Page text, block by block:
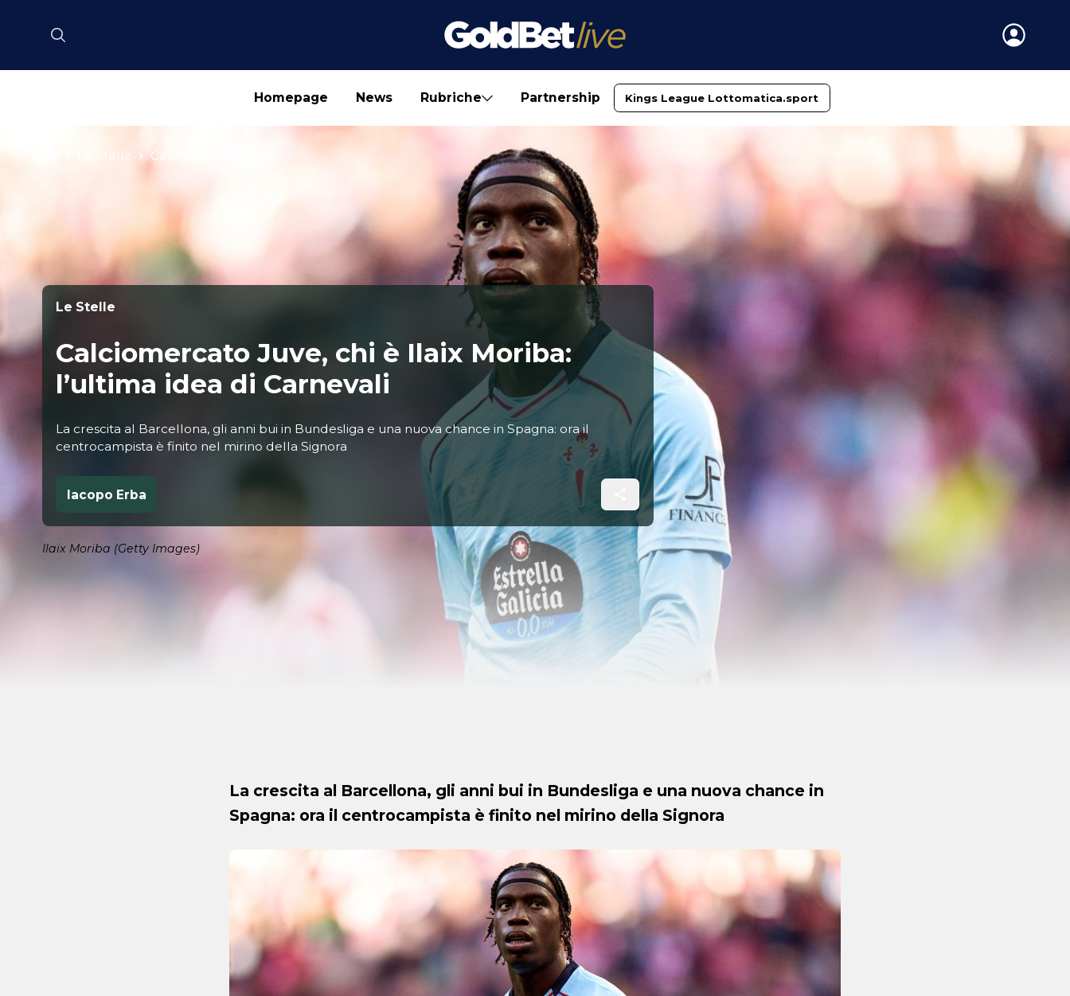
Homepage News Rubriche Partnership Kings League Lottomatica.sport
Le Stelle Calciomercato Juve, ...
Le Stelle
Calciomercato Juve, chi è Ilaix Moriba:
l’ultima idea di Carnevali
La crescita al Barcellona, gli anni bui in Bundesliga e una nuova chance in Spagna: ora il
centrocampista è finito nel mirino della Signora
Iacopo Erba
Ilaix Moriba (Getty Images)
La crescita al Barcellona, gli anni bui in Bundesliga e una nuova chance in
Spagna: ora il centrocampista è finito nel mirino della Signora